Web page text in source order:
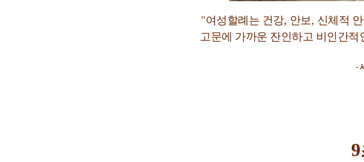
"여성할례는 건강, 안보, 신체적
고문에 가까운 잔인하고 비인간적
-
9